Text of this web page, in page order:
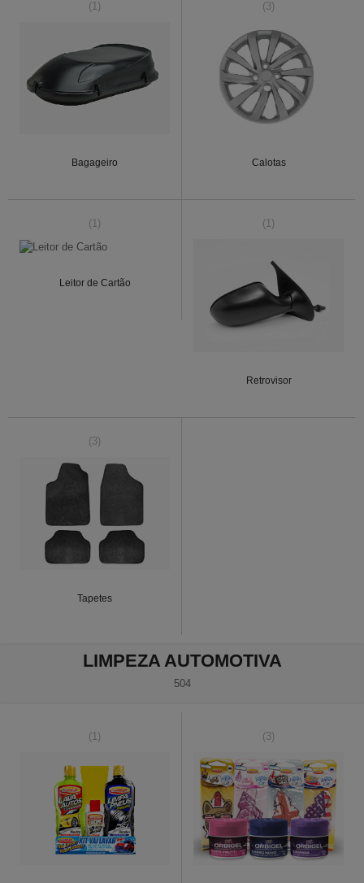
(1)
Bagageiro
(3)
Calotas
(1)
Leitor de Cartão
(1)
Retrovisor
(3)
Tapetes
LIMPEZA AUTOMOTIVA
504
(1) (3)